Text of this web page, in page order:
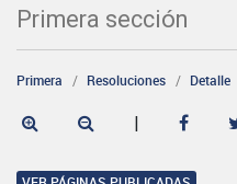
Primera sección
Primera Resoluciones Detalle
|